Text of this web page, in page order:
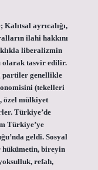
ayrıcalığı,
ilahi hakkını
liberalizmin
olarak tasvir edilir.
partiler genellikle
(tekelleri
özel mülkiyet
Türkiye’de
Türkiye’ye
geldi. Sosyal
bireyin
refah,